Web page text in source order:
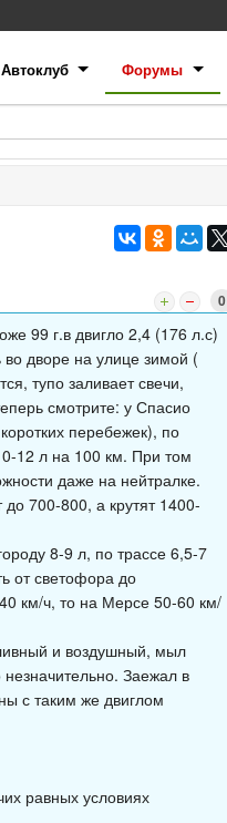
Автоклуб Форумы
0
99 г.в двигло 2,4 (176 л.с)
дворе на улице зимой (
тупо заливает свечи,
смотрите: у Спасио
перебежек), по
12 л на 100 км. При том
даже на нейтралке.
700-800, а крутят 1400-
8-9 л, по трассе 6,5-7
от светофора до
км/ч, то на Мерсе 50-60 км/
и воздушный, мыл
Заежал в
с таким же двиглом
равных условиях